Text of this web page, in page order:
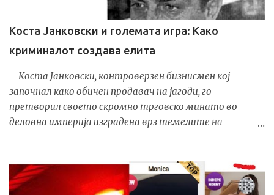
Коста Јанковски и големата игра: Како
криминалот создава елита
Коста Јанковски, контроверзен бизнисмен кој
започнал како обичен продавач на јагоди, го
претворил своето скромно трговско минато во
деловна империја изградена врз темелите на
име е вплеткано во приказни за даночни затајувања,
офшор компании и милионски приходи скриени зад